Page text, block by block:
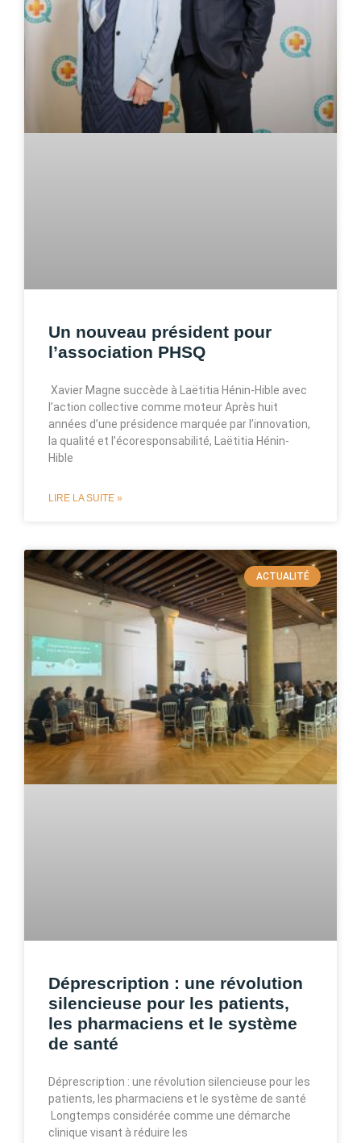
Un nouveau président pour
l’association PHSQ
Xavier Magne succède à Laëtitia Hénin-Hible avec
l’action collective comme moteur Après huit
années d’une présidence marquée par l’innovation,
la qualité et l’écoresponsabilité, Laëtitia Hénin-
Hible
LIRE LA SUITE »
ACTUALITÉ
Déprescription : une révolution
silencieuse pour les patients,
les pharmaciens et le système
de santé
Déprescription : une révolution silencieuse pour les
patients, les pharmaciens et le système de santé
Longtemps considérée comme une démarche
clinique visant à réduire les